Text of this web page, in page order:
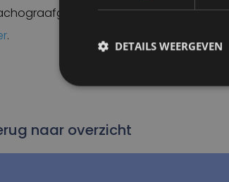
op afstand uitlezen
.
naar overzicht
DETAILS WEERGEVEN